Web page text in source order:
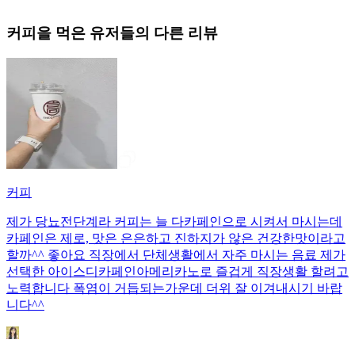
커피 을 먹은 유저들의 다른 리뷰
커피
제가 당뇨전단계라 커피는 늘 다카페인으로 시켜서 마시는데
카페인은 제로, 맛은 은은하고 진하지가 않은 건강한맛이라고
할까^^ 좋아요 직장에서 단체생활에서 자주 마시는 음료 제가
선택한 아이스디카페인아메리카노로 즐겁게 직장생활 할려고
노력합니다 폭염이 거듭되는가운데 더위 잘 이겨내시기 바랍
니다^^